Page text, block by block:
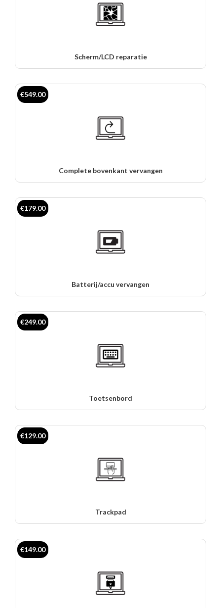
Scherm/LCD reparatie
Complete bovenkant vervangen
€549.00
Batterij/accu vervangen
€179.00
Toetsenbord
€249.00
Trackpad
€129.00
€149.00